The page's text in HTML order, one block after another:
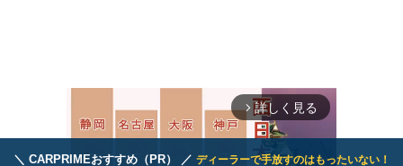
＼ CARPRIMEおすすめ（PR） ／ ディーラーで手放すのはもったいない！
arrow_forward_ios 詳しく見る